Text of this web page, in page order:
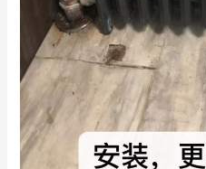
和
商
业
的
解